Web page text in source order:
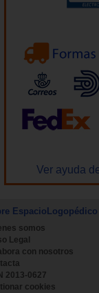
Ver ayuda
EspacioLogopédico
somos
Legal
con nosotros
2013-0627
cookies